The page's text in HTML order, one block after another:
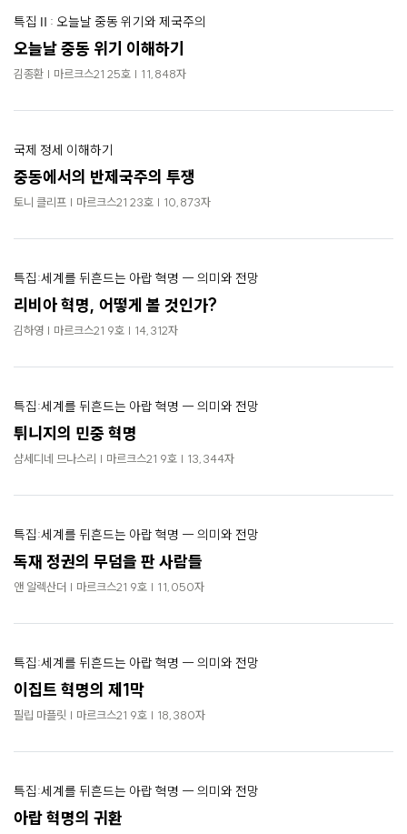
특집Ⅱ: 오늘날 중동 위기와 제국주의
오늘날 중동 위기 이해하기
김종환 | 마르크스21 25호 | 11,848자
국제 정세 이해하기
중동에서의 반제국주의 투쟁
토니 클리프 | 마르크스21 23호 | 10,873자
특집:세계를 뒤흔드는 아랍 혁명 ― 의미와 전망
리비아 혁명, 어떻게 볼 것인가?
김하영 | 마르크스21 9호 | 14,312자
특집:세계를 뒤흔드는 아랍 혁명 ― 의미와 전망
튀니지의 민중 혁명
샴세디네 므나스리 | 마르크스21 9호 | 13,344자
특집:세계를 뒤흔드는 아랍 혁명 ― 의미와 전망
독재 정권의 무덤을 판 사람들
앤 알렉산더 | 마르크스21 9호 | 11,050자
특집:세계를 뒤흔드는 아랍 혁명 ― 의미와 전망
이집트 혁명의 제1막
필립 마플릿 | 마르크스21 9호 | 18,380자
특집:세계를 뒤흔드는 아랍 혁명 ― 의미와 전망
아랍 혁명의 귀환